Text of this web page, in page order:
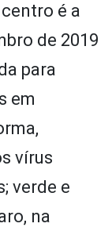
é a
de 2019
para
em
vírus
verde e
na